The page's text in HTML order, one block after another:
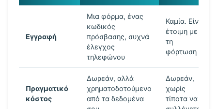
Εγγραφή
Μια φόρμα, ένας
κωδικός
πρόσβασης, συχνά
έλεγχος
τηλεφώνου
Καμία. Είναι
έτοιμη με
τη
φόρτωση
Πραγματικό
κόστος
Δωρεάν, αλλά
χρηματοδοτούμενο
από τα δεδομένα
Δωρεάν,
χωρίς
τίποτα να